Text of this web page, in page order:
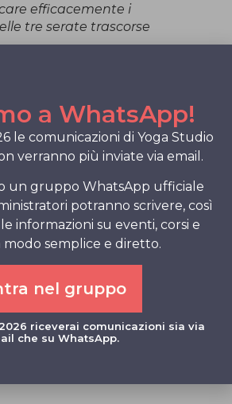
efficacemente i
tre serate trascorse
desiderato essere
scorse settimane . . .
gradita
168 0889
6259
me reale se non la
nella mia immaginazione!
a WhatsApp!
le comunicazioni di Yoga Studio
verranno più inviate via email.
un gruppo WhatsApp ufficiale
potranno scrivere, così
informazioni su eventi, corsi e
modo semplice e diretto.
nel gruppo
riceverai comunicazioni sia via
che su WhatsApp.